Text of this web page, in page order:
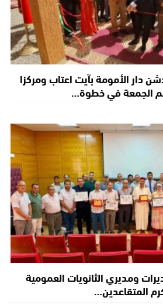
دار الأمومة بآيت اعتاب ومركزا
الجمعة في خطوة…
ومديري الثانويات العمومية
المتقاعدين…